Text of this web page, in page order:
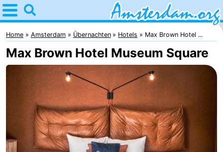
Home
Amsterdam
Interessante
Erwachsene
Kostenlos
Übernachten
Home Amsterdam Übernachten Hotels Max Brown Hotel ...
Max Brown Hotel Museum Square